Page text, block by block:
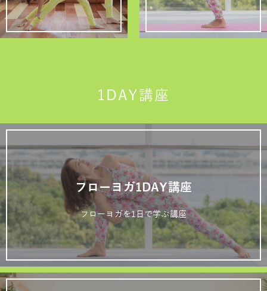
1DAY講座
フローヨガ1DAY講座
フローヨガを1日で学ぶ講座